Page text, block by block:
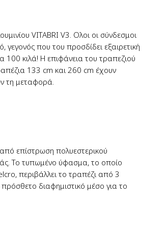
VITABRI V3. Ολοι οι σύνδεσμοι
που του προσδίδει εξαιρετική
100 κιλά! Η επιφάνεια του τραπεζιού
133 cm και 260 cm έχουν
τη μεταφορά.
επίστρωση πολυεστερικού
Το τυπωμένο ύφασμα, το οποίο
περιβάλλει το τραπέζι από 3
διαφημιστικό μέσο για το